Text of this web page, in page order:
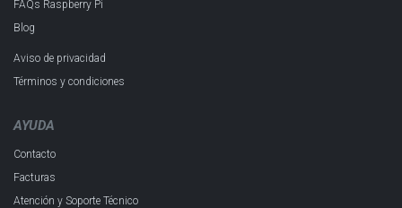
FAQs Raspberry Pi
Blog
Aviso de privacidad
Términos y condiciones
AYUDA
Contacto
Facturas
Atención y Soporte Técnico